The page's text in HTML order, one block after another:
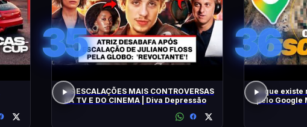
35
AS ESCALAÇÕES MAIS CONTROVERSAS
DA TV E DO CINEMA | Diva Depressão
36
O que existe
pelo Google